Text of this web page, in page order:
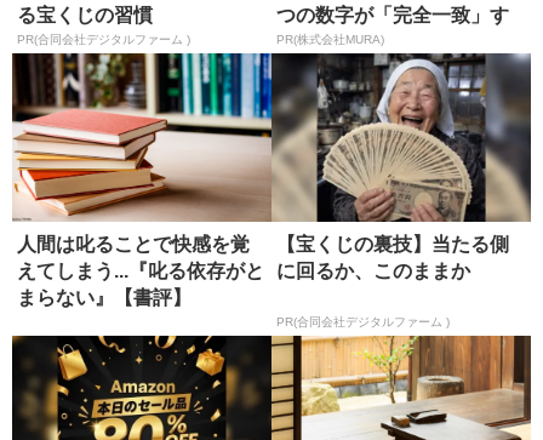
る宝くじの習慣
PR(合同会社デジタルファーム )
つの数字が「完全一致」す
る方...
PR(株式会社MURA)
人間は叱ることで快感を覚
えてしまう...『叱る依存がと
まらない』【書評】
【宝くじの裏技】当たる側
に回るか、このままか
PR(合同会社デジタルファーム )